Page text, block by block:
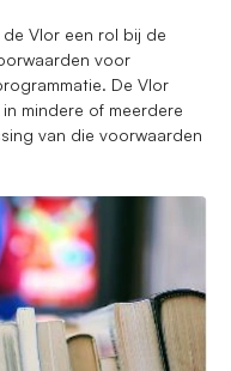
Vlor een rol bij de
voor
De Vlor
mindere of meerdere
van die voorwaarden